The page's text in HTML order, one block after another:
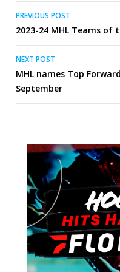
Post
navigation
PREVIOUS POST
2023-24 MHL Teams of
NEXT POST
MHL names Top
September